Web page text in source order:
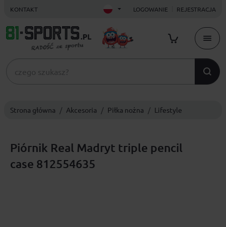
KONTAKT LOGOWANIE REJESTRACJA
Strona główna Akcesoria Piłka nożna Lifestyle
Piórnik Real Madryt triple pencil
case 812554635